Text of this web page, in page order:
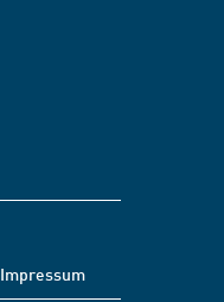
Impressum